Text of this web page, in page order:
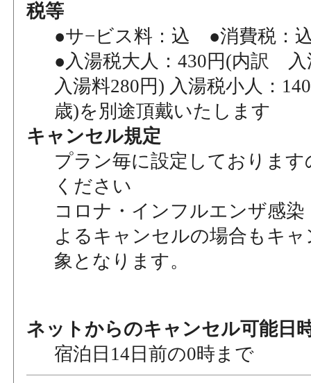
税等
●サ−ビス料：込 ●消費税：
●入湯税大人：430円(内訳 入
入湯料280円) 入湯税小人：
歳)を別途頂戴いたします
キャンセル規定
プラン毎に設定しております
ください
コロナ・インフルエンザ感染
よるキャンセルの場合もキ
象となります。
ネットからのキャンセル可能日
宿泊日14日前の0時まで